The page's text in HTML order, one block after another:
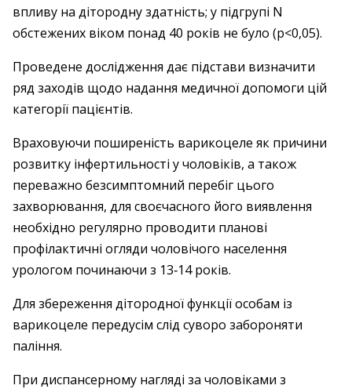
впливу на дітородну здатність; у підгрупі N
обстежених віком понад 40 років не було (p<0,05).
Проведене дослідження дає підстави визначити
ряд заходів щодо надання медичної допомоги цій
категорії пацієнтів.
Враховуючи поширеність варикоцеле як причини
розвитку інфертильності у чоловіків, а також
переважно безсимптомний перебіг цього
захворювання, для своєчасного його виявлення
необхідно регулярно проводити планові
профілактичні огляди чоловічого населення
урологом починаючи з 13‑14 років.
Для збереження дітородної функції особам із
варикоцеле передусім слід суворо забороняти
паління.
При диспансерному нагляді за чоловіками з